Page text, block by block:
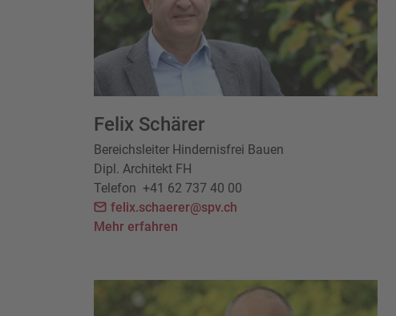
Felix Schärer
Bereichsleiter Hindernisfrei Bauen
Dipl. Architekt FH
Telefon +41 62 737 40 00
felix.schaerer@spv.ch
Mehr erfahren